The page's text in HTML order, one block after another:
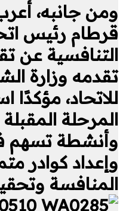
ومن جانبه،
قرطام رئيس
التنافسية عن
تقدمه وزارة
للاتحاد، مؤكدًا
المرحلة
وأنشطة تسهم
وإعداد كوادر
المنافسة